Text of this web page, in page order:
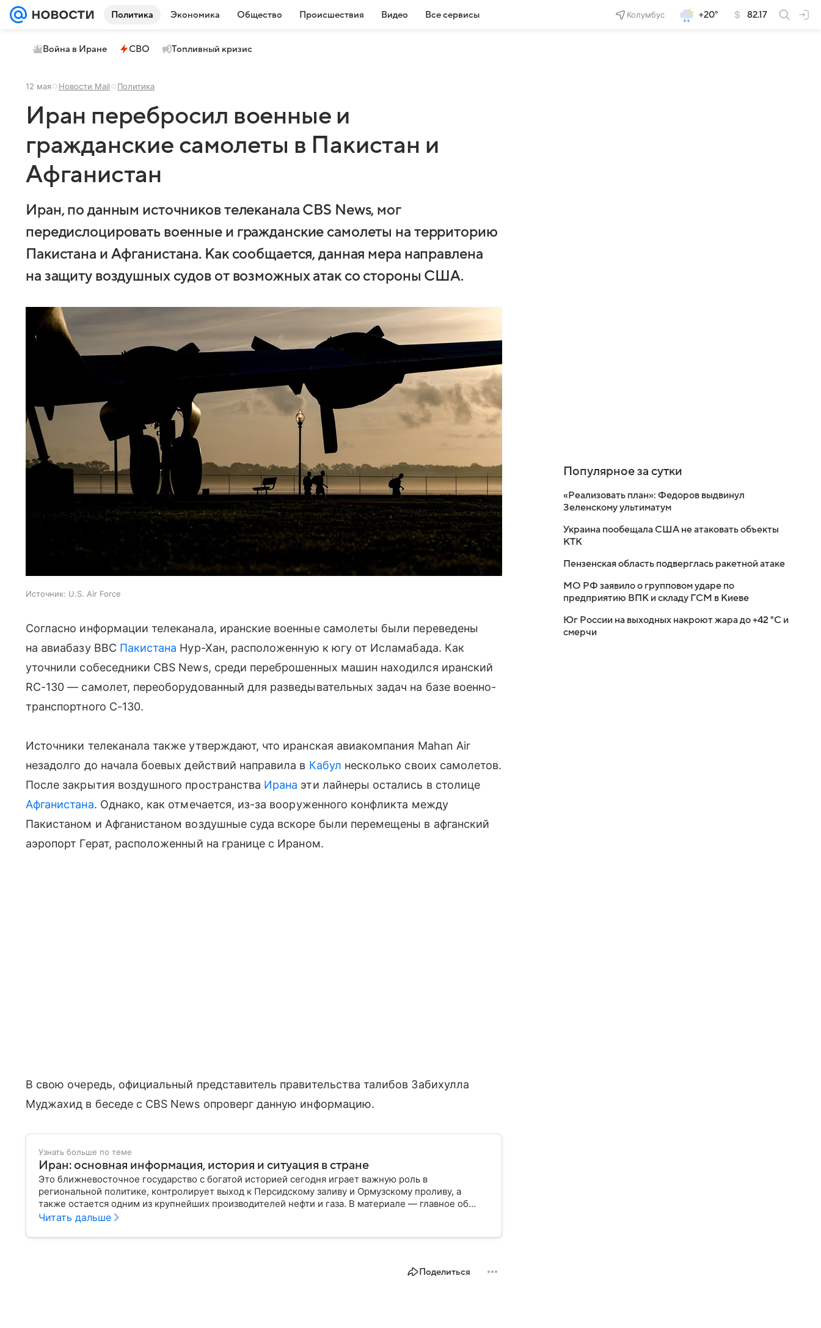
Политика Экономика Общество Происшествия Видео Все сервисы Колумбус +20° 82.17
Война в Иране СВО Топливный кризис
12 мая Новости Mail Политика
Иран перебросил военные и
гражданские самолеты в Пакистан и
Афганистан
Иран, по данным источников телеканала CBS News, мог
передислоцировать военные и гражданские самолеты на территорию
Пакистана и Афганистана. Как сообщается, данная мера направлена
на защиту воздушных судов от возможных атак со стороны США.
Источник: U.S. Air Force
Согласно информации телеканала, иранские военные самолеты были переведены
на авиабазу ВВС Пакистана Нур-Хан, расположенную к югу от Исламабада. Как
уточнили собеседники CBS News, среди переброшенных машин находился иранский
RC-130 — самолет, переоборудованный для разведывательных задач на базе военно-
транспортного C-130.
Источники телеканала также утверждают, что иранская авиакомпания Mahan Air
незадолго до начала боевых действий направила в Кабул несколько своих самолетов.
После закрытия воздушного пространства Ирана эти лайнеры остались в столице
Афганистана. Однако, как отмечается, из-за вооруженного конфликта между
Пакистаном и Афганистаном воздушные суда вскоре были перемещены в афганский
аэропорт Герат, расположенный на границе с Ираном.
В свою очередь, официальный представитель правительства талибов Забихулла
Муджахид в беседе с CBS News опроверг данную информацию.
Узнать больше по теме
Иран: основная информация, история и ситуация в стране
Это ближневосточное государство с богатой историей сегодня играет важную роль в
региональной политике, контролирует выход к Персидскому заливу и Ормузскому проливу, а
также остается одним из крупнейших производителей нефти и газа. В материале — главное об
Иране.
Читать дальше
Поделиться
Популярное за сутки
«Реализовать план»: Федоров выдвинул
Зеленскому ультиматум
Украина пообещала США не атаковать объекты
КТК
Пензенская область подверглась ракетной атаке
МО РФ заявило о групповом ударе по
предприятию ВПК и складу ГСМ в Киеве
Юг России на выходных накроют жара до +42 °C и
смерчи